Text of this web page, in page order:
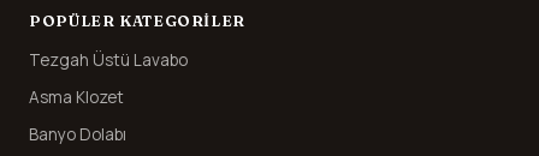
POPÜLER KATEGORILER
Tezgah Üstü Lavabo
Asma Klozet
Banyo Dolabı